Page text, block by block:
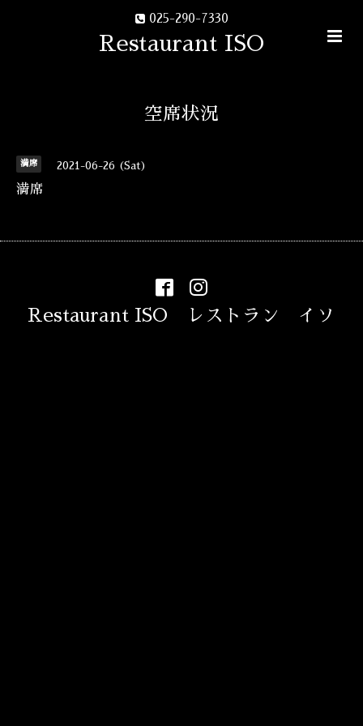
025-290-7330
Restaurant ISO
空席状況
満席 2021-06-26 (Sat)
満席
Restaurant ISO レストラン イソ